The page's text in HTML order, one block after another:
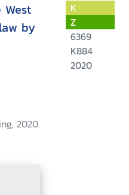
by
2020.
K
Z
6369
K884
2020